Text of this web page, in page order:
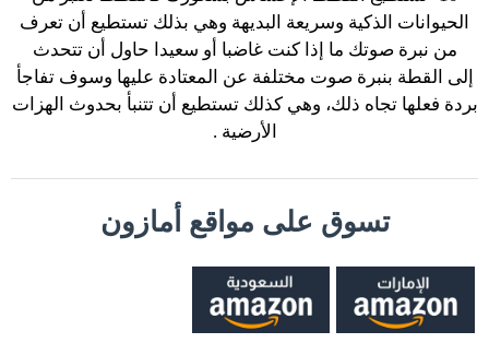
الحيوانات الذكية وسريعة البديهة وهي بذلك تستطيع أن تعرف
من نبرة صوتك ما إذا كنت غاضبا أو سعيدا حاول أن تتحدث
إلى القطة بنبرة صوت مختلفة عن المعتادة عليها وسوف تفاجأ
بردة فعلها تجاه ذلك، وهي كذلك تستطيع أن تتنبأ بحدوث الهزات
الأرضية .
تسوق على مواقع أمازون